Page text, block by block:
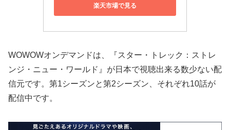
楽天市場で見る
WOWOWオンデマンドは、『スター・トレック：ストレ
ンジ・ニュー・ワールド』が日本で視聴出来る数少ない配
信元です。第1シーズンと第2シーズン、それぞれ10話が
配信中です。